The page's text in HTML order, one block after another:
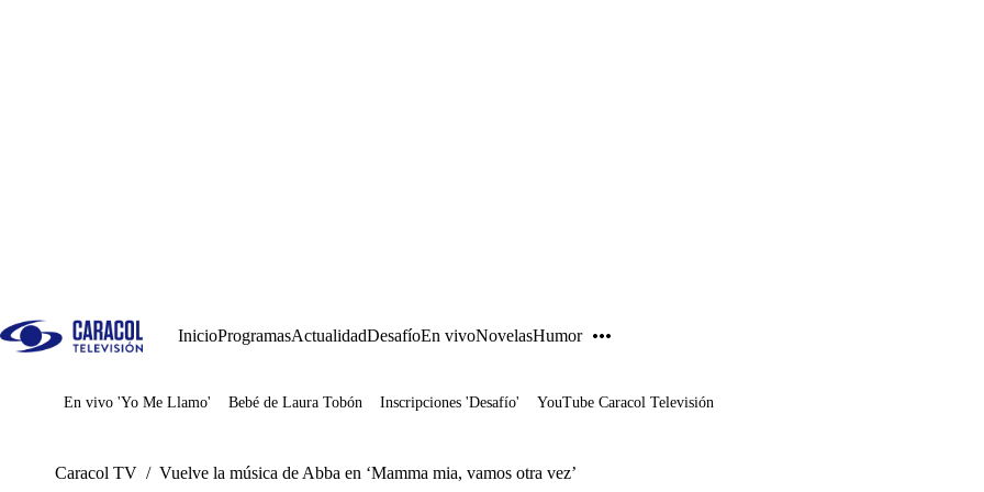
InicioProgramasActualidadDesafíoEn vivoNovelasHumor
Juegos
En vivo 'Yo Me Llamo' Bebé de Laura Tobón Inscripciones 'Desafío' YouTube Caracol Televisión
Caracol TV / Vuelve la música de Abba en ‘Mamma mia, vamos otra vez’